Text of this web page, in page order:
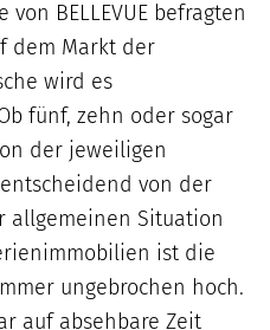
BELLEVUE befragten
dem Markt der
wird es
fünf, zehn oder sogar
der jeweiligen
von der
allgemeinen Situation
ist die
ungebrochen hoch.
auf absehbare Zeit